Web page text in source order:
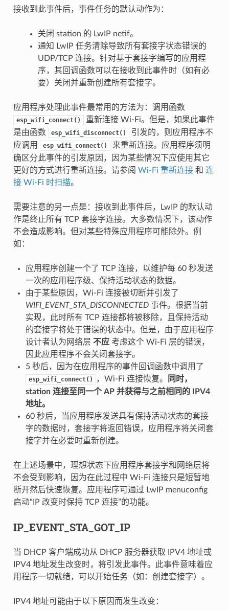
接收到此事件后，事件任务的默认动作为：
关闭 station 的 LwIP netif。
通知 LwIP 任务清除导致所有套接字状态错误的
UDP/TCP 连接。针对基于套接字编写的应用程
序，其回调函数可以在接收到此事件时（如有必
要）关闭并重新创建所有套接字。
应用程序处理此事件最常用的方法为：调用函数
esp_wifi_connect()
重新连接 Wi-Fi。但是，如果此事件
是由函数
esp_wifi_disconnect()
引发的，则应用程序不
应调用
esp_wifi_connect()
来重新连接。应用程序须明
确区分此事件的引发原因，因为某些情况下应使用其它
更好的方式进行重新连接。请参阅 Wi-Fi 重新连接和 连
接 Wi-Fi 时扫描。
需要注意的另一点是：接收到此事件后，LwIP 的默认动
作是终止所有 TCP 套接字连接。大多数情况下，该动作
不会造成影响。但对某些特殊应用程序可能除外。例
如：
应用程序创建一个了 TCP 连接，以维护每 60 秒发送
一次的应用程序级、保持活动状态的数据。
由于某些原因，Wi-Fi 连接被切断并引发了
WIFI_EVENT_STA_DISCONNECTED事件。根据当前
实现，此时所有 TCP 连接都将被移除，且保持活动
的套接字将处于错误的状态中。但是，由于应用程序
设计者认为网络层 不应考虑这个 Wi-Fi 层的错误，
因此应用程序不会关闭套接字。
5 秒后，因为在应用程序的事件回调函数中调用了
esp_wifi_connect() ，Wi-Fi 连接恢复。
同时，
station 连接至同一个 AP 并获得与之前相同的 IPV4
地址。
60 秒后，当应用程序发送具有保持活动状态的套接
字的数据时，套接字将返回错误，应用程序将关闭套
接字并在必要时重新创建。
在上述场景中，理想状态下应用程序套接字和网络层将
不会受到影响，因为在此过程中 Wi-Fi 连接只是短暂地
断开然后快速恢复。应用程序可通过 LwIP menuconfig
启动“IP 改变时保持 TCP 连接”的功能。
IP_EVENT_STA_GOT_IP
当 DHCP 客户端成功从 DHCP 服务器获取 IPV4 地址或
IPV4 地址发生改变时，将引发此事件。此事件意味着应
用程序一切就绪，可以开始任务（如：创建套接字）。
IPV4 地址可能由于以下原因而发生改变：